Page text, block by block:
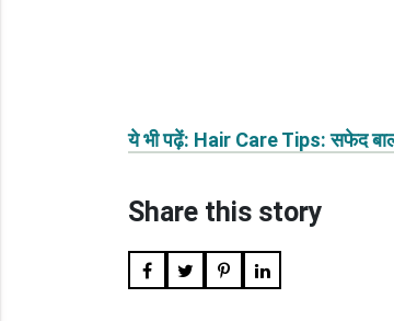
ये भी पढ़ें: Hair Care Tips: सफेद
Share this story